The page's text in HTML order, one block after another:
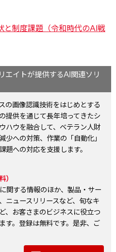
と制度課題（令和時代のAI戦
エイトが提供するAI関連ソリ
の画像認識技術をはじめとする
提供を通じて長年培ってきたシ
ハウを融合して、ベテラン人財
少への対策、作業の「自動化」
題への対応を支援します。
）
関する情報のほか、製品・サー
ニュースリリースなど、旬なキ
、お客さまのビジネスに役立つ
す。登録は無料です。是非、ご